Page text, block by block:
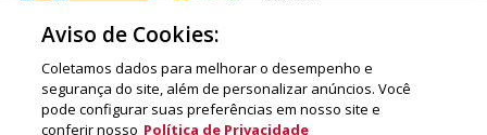
Copyright • BUD Comércio de Eletrodomésticos Ltda. ® 2020 - CNPJ
62.058.318/0007-76. - Inscrição Municipal/Estadual 148.044.198.118 Sede:
Aviso de Cookies:
Coletamos dados para melhorar o desempenho e
segurança do site, além de personalizar anúncios. Você
pode configurar suas preferências em nosso site e
conferir nosso Política de Privacidade